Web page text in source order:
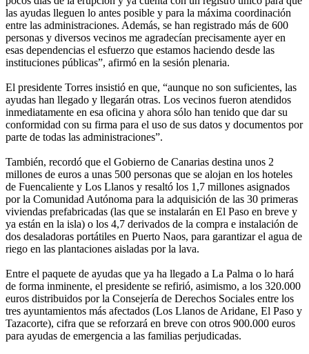
las ayudas lleguen lo antes posible y para la máxima coordinación
entre las administraciones. Además, se han registrado más de 600
personas y diversos vecinos me agradecían precisamente ayer en
esas dependencias el esfuerzo que estamos haciendo desde las
instituciones públicas”, afirmó en la sesión plenaria.
El presidente Torres insistió en que, “aunque no son suficientes, las
ayudas han llegado y llegarán otras. Los vecinos fueron atendidos
inmediatamente en esa oficina y ahora sólo han tenido que dar su
conformidad con su firma para el uso de sus datos y documentos por
parte de todas las administraciones”.
También, recordó que el Gobierno de Canarias destina unos 2
millones de euros a unas 500 personas que se alojan en los hoteles
de Fuencaliente y Los Llanos y resaltó los 1,7 millones asignados
por la Comunidad Autónoma para la adquisición de las 30 primeras
viviendas prefabricadas (las que se instalarán en El Paso en breve y
ya están en la isla) o los 4,7 derivados de la compra e instalación de
dos desaladoras portátiles en Puerto Naos, para garantizar el agua de
riego en las plantaciones aisladas por la lava.
Entre el paquete de ayudas que ya ha llegado a La Palma o lo hará
de forma inminente, el presidente se refirió, asimismo, a los 320.000
euros distribuidos por la Consejería de Derechos Sociales entre los
tres ayuntamientos más afectados (Los Llanos de Aridane, El Paso y
Tazacorte), cifra que se reforzará en breve con otros 900.000 euros
para ayudas de emergencia a las familias perjudicadas.